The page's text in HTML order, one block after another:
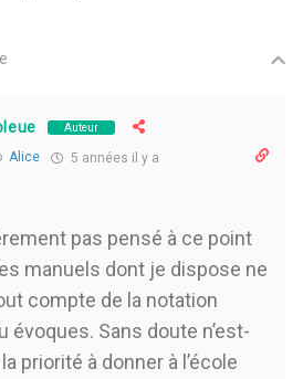
Auteur
Alice 5 années il y a
pas pensé à ce point
manuels dont je dispose ne
compte de la notation
évoques. Sans doute n’est-
priorité à donner à l’école